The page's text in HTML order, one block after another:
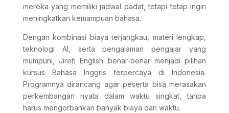
mereka yang memiliki jadwal padat, tetapi tetap ingin
meningkatkan kemampuan bahasa.
Dengan kombinasi biaya terjangkau, materi lengkap,
teknologi AI, serta pengalaman pengajar yang
mumpuni, Jireh English benar-benar menjadi pilihan
kursus Bahasa Inggris terpercaya di Indonesia.
Programnya dirancang agar peserta bisa merasakan
perkembangan nyata dalam waktu singkat, tanpa
harus mengorbankan banyak biaya dan waktu.